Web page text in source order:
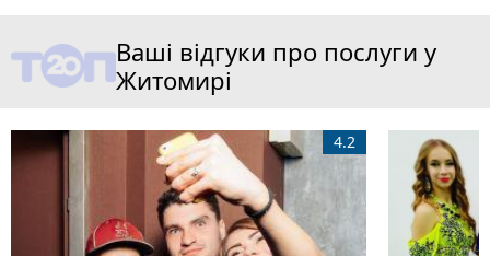
Ваші відгуки про послуги у
Житомирі
4.2